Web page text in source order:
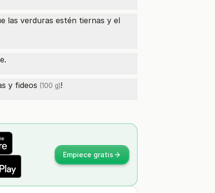
las verduras estén tiernas y el
y fideos (100 g)!
Empiece gratis